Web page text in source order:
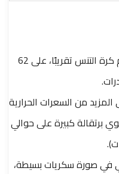
تحتوي ثمرة البرتقال المتوسطة، حجم كرة التنس تقريبًا، على 62
من السعرات الحرارية
برتقالة كبيرة على حوالي
في صورة سكريات بسيطة،